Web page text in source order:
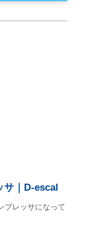
サ｜D-escal
プレッサになって